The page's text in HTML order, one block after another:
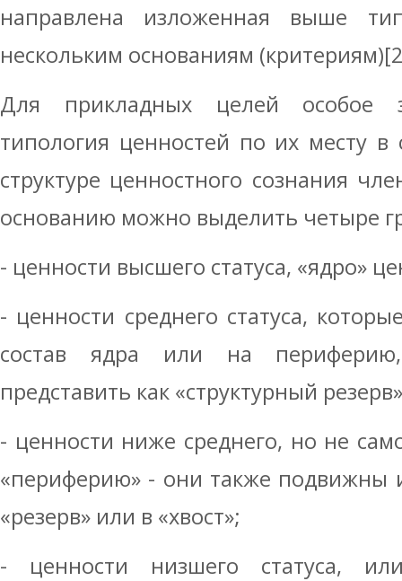
направлена изложенная выше
нескольким основаниям
Для прикладных целей особое
типология ценностей по их месту в
структуре ценностного сознания
основанию можно выделить четыре
- ценности высшего статуса, «ядро»
- ценности среднего статуса,
состав ядра или на
представить как «структурный
- ценности ниже среднего, но не
«периферию» - они также подвижны
«резерв» или в «хвост»;
- ценности низшего статуса,